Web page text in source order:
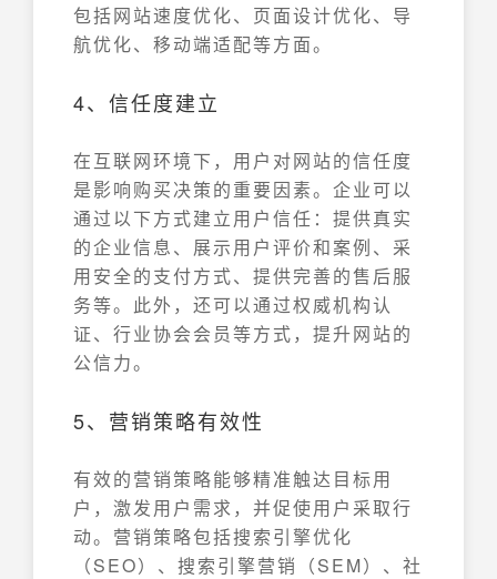
包括网站速度优化、页面设计优化、导
航优化、移动端适配等方面。
4、信任度建立
在互联网环境下，用户对网站的信任度
是影响购买决策的重要因素。企业可以
通过以下方式建立用户信任：提供真实
的企业信息、展示用户评价和案例、采
用安全的支付方式、提供完善的售后服
务等。此外，还可以通过权威机构认
证、行业协会会员等方式，提升网站的
公信力。
5、营销策略有效性
有效的营销策略能够精准触达目标用
户，激发用户需求，并促使用户采取行
动。营销策略包括搜索引擎优化
（SEO）、搜索引擎营销（SEM）、社